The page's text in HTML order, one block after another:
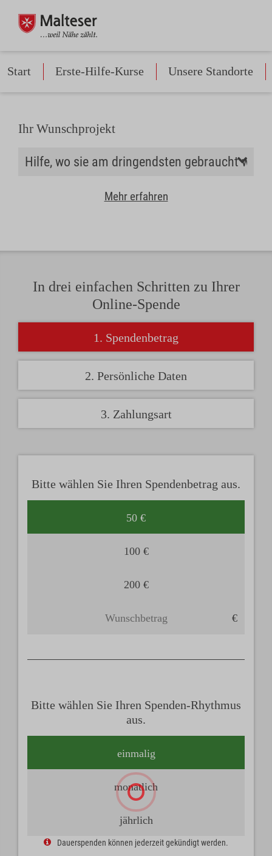
Start Erste-Hilfe-Kurse Unsere Standorte
Ihr Wunschprojekt
Mehr erfahren
In drei einfachen Schritten zu Ihrer
Online-Spende
1. Spendenbetrag
2. Persönliche Daten
3. Zahlungsart
Bitte wählen Sie Ihren Spendenbetrag aus.
50 €
100 €
200 €
Bitte wählen Sie Ihren Spenden-Rhythmus
aus.
einmalig
monatlich
jährlich
Dauerspenden können jederzeit gekündigt werden.